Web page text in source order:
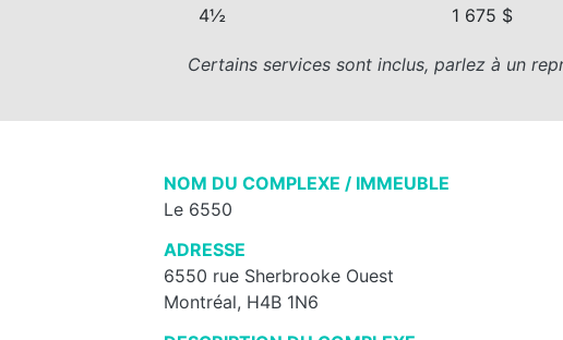
4½ 1 675 $
Certains services sont inclus, parlez à un
NOM DU COMPLEXE / IMMEUBLE
Le 6550
ADRESSE
6550 rue Sherbrooke Ouest
Montréal, H4B 1N6